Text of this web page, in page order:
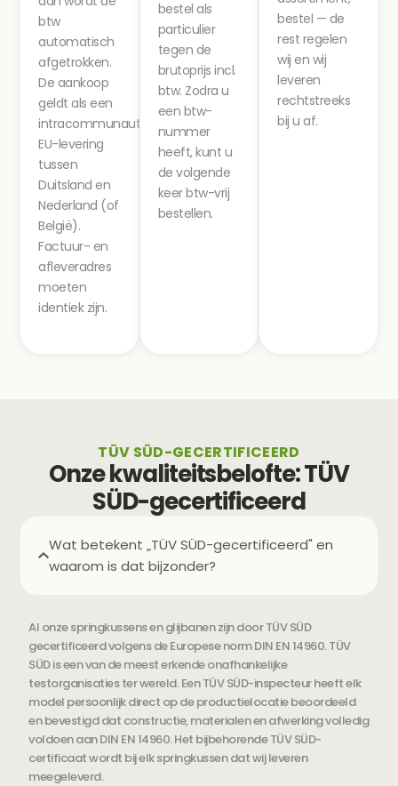
btw
automatisch
afgetrokken.
De aankoop
geldt als een
intracommunautaire
EU-levering
tussen
Duitsland en
Nederland (of
België).
Factuur- en
afleveradres
moeten
identiek zijn.
bestel als
particulier
tegen de
brutoprijs incl.
btw. Zodra u
een btw-
nummer
heeft, kunt u
de volgende
keer btw-vrij
bestellen.
bestel — de
rest regelen
wij en wij
leveren
rechtstreeks
bij u af.
TÜV SÜD-GECERTIFICEERD
Onze kwaliteitsbelofte: TÜV
SÜD-gecertificeerd
Wat betekent „TÜV SÜD-gecertificeerd" en
waarom is dat bijzonder?
Al onze springkussens en glijbanen zijn door TÜV SÜD
gecertificeerd volgens de Europese norm DIN EN 14960. TÜV
SÜD is een van de meest erkende onafhankelijke
testorganisaties ter wereld. Een TÜV SÜD-inspecteur heeft elk
model persoonlijk direct op de productielocatie beoordeeld
en bevestigd dat constructie, materialen en afwerking volledig
voldoen aan DIN EN 14960. Het bijbehorende TÜV SÜD-
certificaat wordt bij elk springkussen dat wij leveren
meegeleverd.